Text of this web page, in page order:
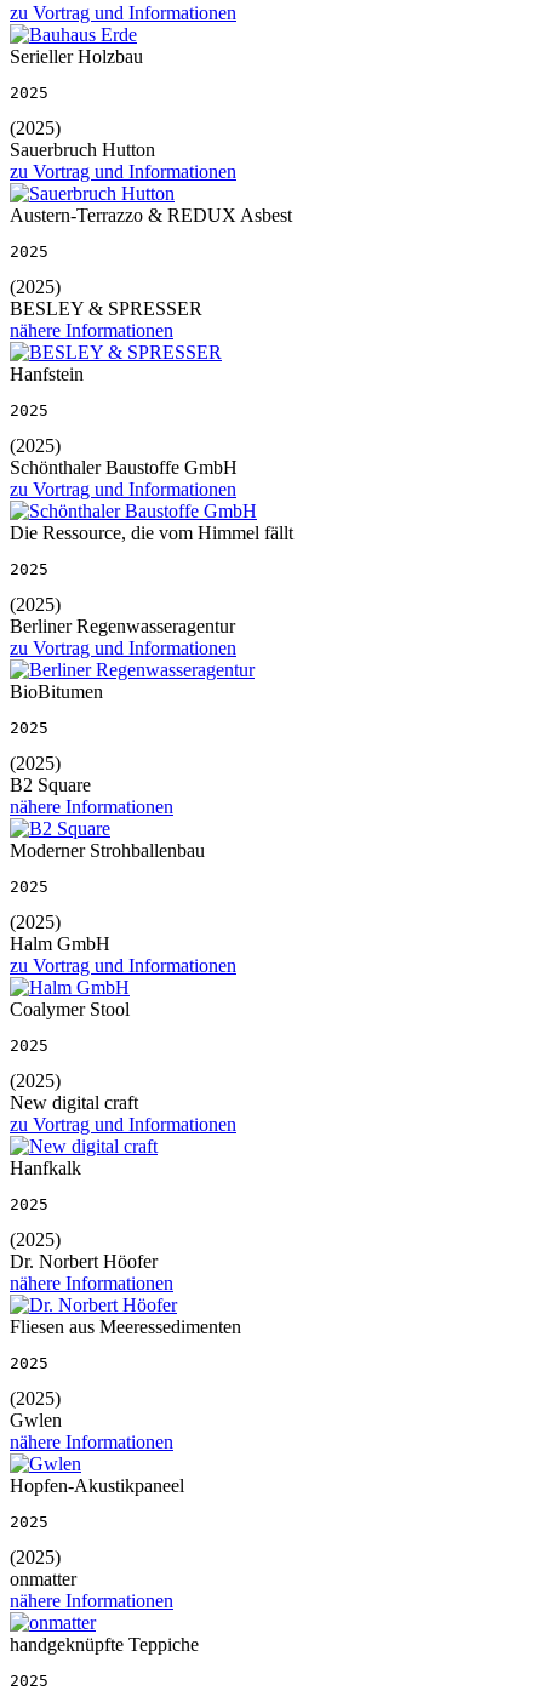
zu Vortrag und Informationen
Serieller Holzbau
2025
(2025)
Sauerbruch Hutton
zu Vortrag und Informationen
Austern-Terrazzo & REDUX Asbest
2025
(2025)
BESLEY & SPRESSER
nähere Informationen
Hanfstein
2025
(2025)
Schönthaler Baustoffe GmbH
zu Vortrag und Informationen
Die Ressource, die vom Himmel fällt
2025
(2025)
Berliner Regenwasseragentur
zu Vortrag und Informationen
BioBitumen
2025
(2025)
B2 Square
nähere Informationen
Moderner Strohballenbau
2025
(2025)
Halm GmbH
zu Vortrag und Informationen
Coalymer Stool
2025
(2025)
New digital craft
zu Vortrag und Informationen
Hanfkalk
2025
(2025)
Dr. Norbert Höofer
nähere Informationen
Fliesen aus Meeressedimenten
2025
(2025)
Gwlen
nähere Informationen
Hopfen-Akustikpaneel
2025
(2025)
onmatter
nähere Informationen
handgeknüpfte Teppiche
2025